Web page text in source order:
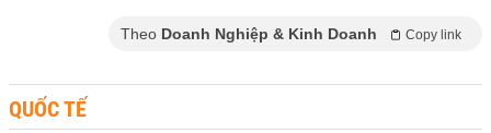
Theo Doanh Nghiệp & Kinh Doanh Copy link
QUỐC TẾ